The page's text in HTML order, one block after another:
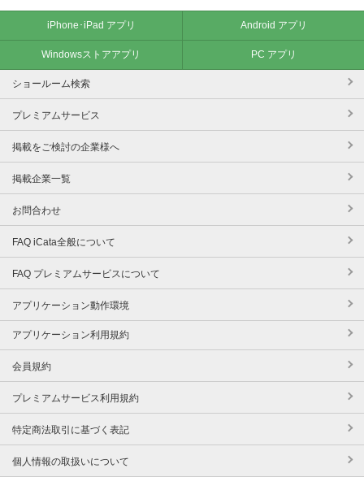
iPhone･iPad アプリ Android アプリ
Windowsストアアプリ PC アプリ
ショールーム検索
プレミアムサービス
掲載をご検討の企業様へ
掲載企業一覧
お問合わせ
FAQ iCata全般について
FAQ プレミアムサービスについて
アプリケーション動作環境
アプリケーション利用規約
会員規約
プレミアムサービス利用規約
特定商法取引に基づく表記
個人情報の取扱いについて